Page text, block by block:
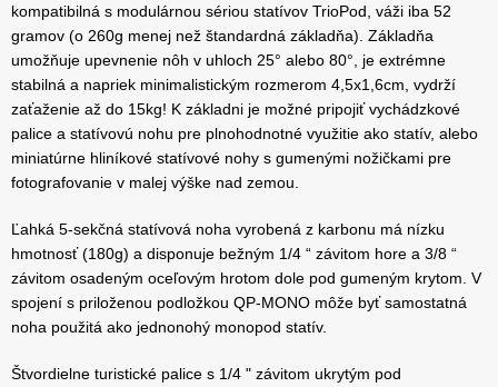
kompatibilná s modulárnou sériou statívov TrioPod, váži iba 52
gramov (o 260g menej než štandardná základňa). Základňa
umožňuje upevnenie nôh v uhloch 25° alebo 80°, je extrémne
stabilná a napriek minimalistickým rozmerom 4,5x1,6cm, vydrží
zaťaženie až do 15kg! K základni je možné pripojiť vychádzkové
palice a statívovú nohu pre plnohodnotné využitie ako statív, alebo
miniatúrne hliníkové statívové nohy s gumenými nožičkami pre
fotografovanie v malej výške nad zemou.
Ľahká 5-sekčná statívová noha vyrobená z karbonu má nízku
hmotnosť (180g) a disponuje bežným 1/4 “ závitom hore a 3/8 “
závitom osadeným oceľovým hrotom dole pod gumeným krytom. V
spojení s priloženou podložkou QP-MONO môže byť samostatná
noha použitá ako jednonohý monopod statív.
Štvordielne turistické palice s 1/4 " závitom ukrytým pod